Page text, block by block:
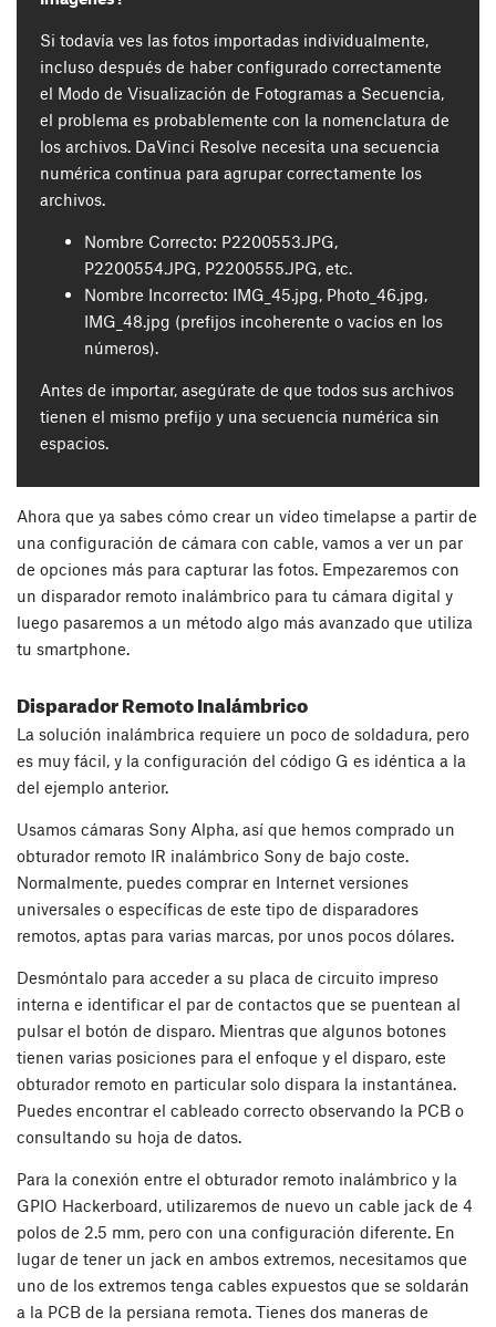
Si todavía ves las fotos importadas individualmente,
incluso después de haber configurado correctamente
el Modo de Visualización de Fotogramas a Secuencia,
el problema es probablemente con la nomenclatura de
los archivos. DaVinci Resolve necesita una secuencia
numérica continua para agrupar correctamente los
archivos.
Nombre Correcto: P2200553.JPG,
P2200554.JPG, P2200555.JPG, etc.
Nombre Incorrecto: IMG_45.jpg, Photo_46.jpg,
IMG_48.jpg (prefijos incoherente o vacíos en los
números).
Antes de importar, asegúrate de que todos sus archivos
tienen el mismo prefijo y una secuencia numérica sin
espacios.
Ahora que ya sabes cómo crear un vídeo timelapse a partir de
una configuración de cámara con cable, vamos a ver un par
de opciones más para capturar las fotos. Empezaremos con
un disparador remoto inalámbrico para tu cámara digital y
luego pasaremos a un método algo más avanzado que utiliza
tu smartphone.
Disparador Remoto Inalámbrico
La solución inalámbrica requiere un poco de soldadura, pero
es muy fácil, y la configuración del código G es idéntica a la
del ejemplo anterior.
Usamos cámaras Sony Alpha, así que hemos comprado un
obturador remoto IR inalámbrico Sony de bajo coste.
Normalmente, puedes comprar en Internet versiones
universales o específicas de este tipo de disparadores
remotos, aptas para varias marcas, por unos pocos dólares.
Desmóntalo para acceder a su placa de circuito impreso
interna e identificar el par de contactos que se puentean al
pulsar el botón de disparo. Mientras que algunos botones
tienen varias posiciones para el enfoque y el disparo, este
obturador remoto en particular solo dispara la instantánea.
Puedes encontrar el cableado correcto observando la PCB o
consultando su hoja de datos.
Para la conexión entre el obturador remoto inalámbrico y la
GPIO Hackerboard, utilizaremos de nuevo un cable jack de 4
polos de 2.5 mm, pero con una configuración diferente. En
lugar de tener un jack en ambos extremos, necesitamos que
uno de los extremos tenga cables expuestos que se soldarán
a la PCB de la persiana remota. Tienes dos maneras de